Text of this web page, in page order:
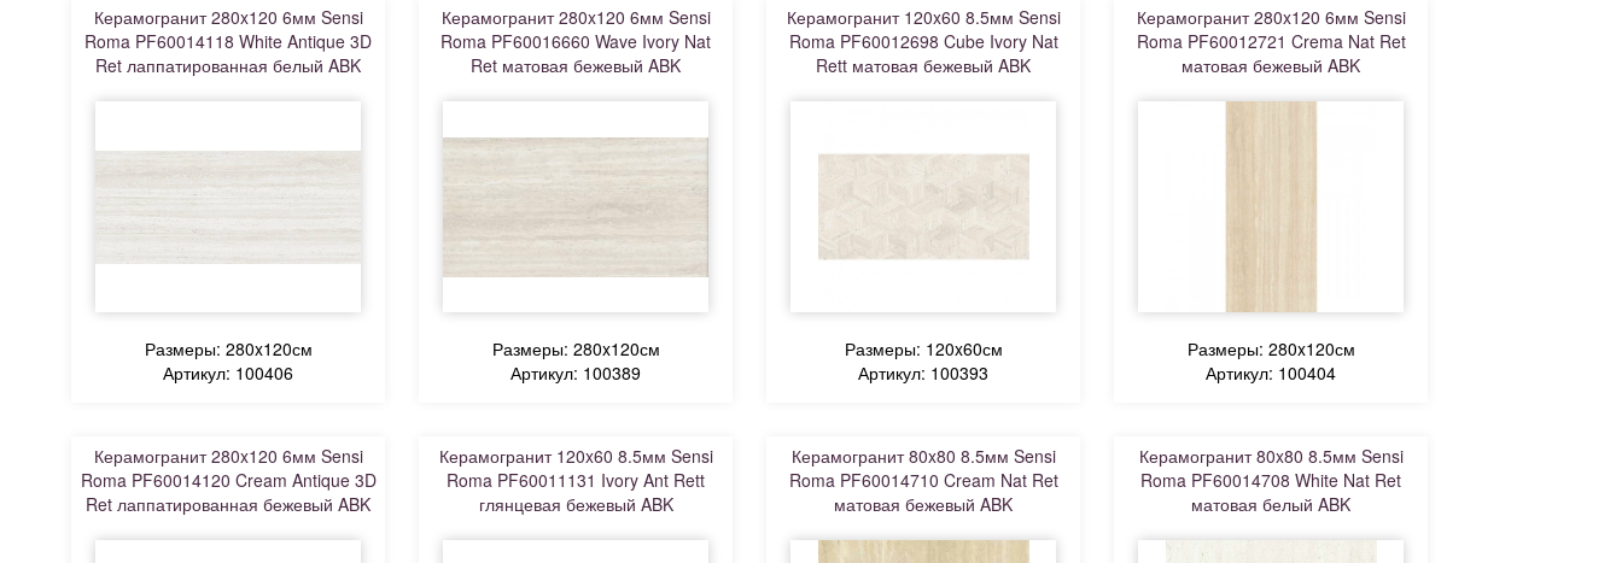
Керамогранит 280x120 6мм Sensi
Roma PF60014118 White Antique 3D
Ret лаппатированная белый ABK
Размеры: 280x120см
Артикул: 100406
Керамогранит 280x120 6мм Sensi
Roma PF60016660 Wave Ivory Nat
Ret матовая бежевый ABK
Размеры: 280x120см
Артикул: 100389
Керамогранит 120x60 8.5мм Sensi
Roma PF60012698 Cube Ivory Nat
Rett матовая бежевый ABK
Размеры: 120x60см
Артикул: 100393
Керамогранит 280x120 6мм Sensi
Roma PF60012721 Crema Nat Ret
матовая бежевый ABK
Размеры: 280x120см
Артикул: 100404
Керамогранит 280x120 6мм Sensi
Roma PF60014120 Cream Antique 3D
Ret лаппатированная бежевый ABK
Керамогранит 120x60 8.5мм Sensi
Roma PF60011131 Ivory Ant Rett
глянцевая бежевый ABK
Керамогранит 80x80 8.5мм Sensi
Roma PF60014710 Cream Nat Ret
матовая бежевый ABK
Керамогранит 80x80 8.5мм Sensi
Roma PF60014708 White Nat Ret
матовая белый ABK